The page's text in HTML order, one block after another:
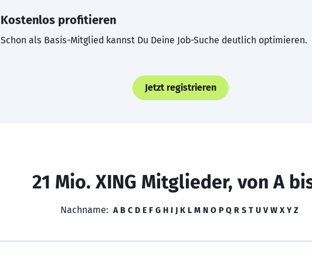
Kostenlos profitieren
Schon als Basis-Mitglied kannst Du Deine Job-Suche deutlich optimieren.
Jetzt registrieren
21 Mio. XING Mitglieder, von A
Nachname: A B C D E F G H I J K L M N O P Q R S T U V W X Y Z